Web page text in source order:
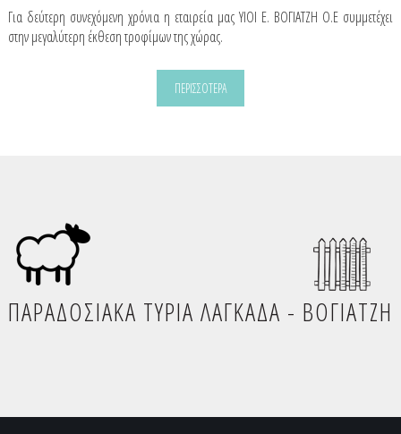
Για δεύτερη συνεχόμενη χρόνια η εταιρεία μας ΥΙΟΙ Ε. ΒΟΓΙΑΤΖΗ Ο.Ε συμμετέχει
στην μεγαλύτερη έκθεση τροφίμων της χώρας.
ΠΕΡΙΣΣΟΤΕΡΑ
ΠΑΡΑΔΟΣΙΑΚΑ ΤΥΡΙΑ ΛΑΓΚΑΔΑ - ΒΟΓΙΑΤΖΗ